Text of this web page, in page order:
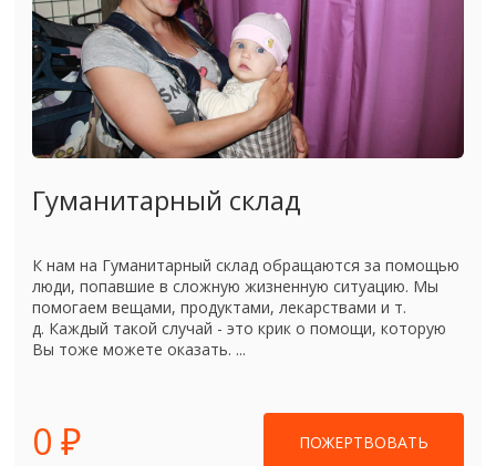
Гуманитарный склад
К нам на Гуманитарный склад обращаются за помощью
люди, попавшие в сложную жизненную ситуацию. Мы
помогаем вещами, продуктами, лекарствами и т.
д. Каждый такой случай - это крик о помощи, которую
Вы тоже можете оказать. ...
0 ₽ ПОЖЕРТВОВАТЬ